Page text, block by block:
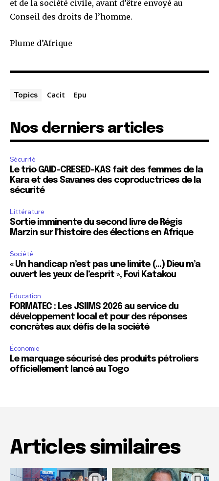
et de la société civile, avant d’être envoyé au
Conseil des droits de l’homme.
Plume d’Afrique
Topics Cacit Epu
Nos derniers articles
Sécurité
Le trio GAID-CRESED-KAS fait des femmes de la
Kara et des Savanes des coproductrices de la
sécurité
Littérature
Sortie imminente du second livre de Régis
Marzin sur l’histoire des élections en Afrique
Société
« Un handicap n’est pas une limite (…) Dieu m’a
ouvert les yeux de l’esprit », Fovi Katakou
Education
FORMATEC : Les JSIIMS 2026 au service du
développement local et pour des réponses
concrètes aux défis de la société
Économie
Le marquage sécurisé des produits pétroliers
officiellement lancé au Togo
Articles similaires